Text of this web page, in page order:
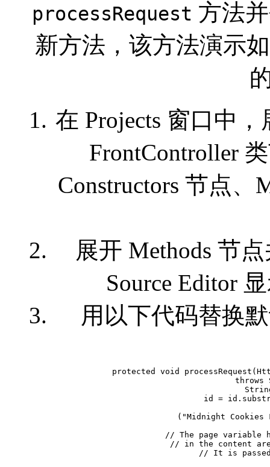
processRequest 方法
新方法，该方法演示
在 Projects 窗口中
FrontController
Constructors 节点、
展开 Methods 节
Source Editor
用以下代码替换
protected void
throws
id =
("Midnight Cookies
// The page variable
// in the content
// It is